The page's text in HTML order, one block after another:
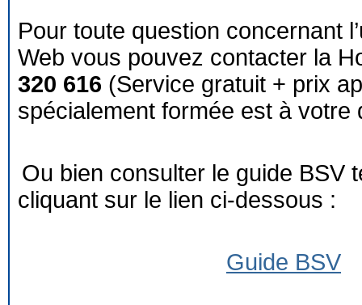
Pour toute question concernant
Web vous pouvez contacter la
320 616 (Service gratuit + prix
spécialement formée est à votre
Ou bien consulter le guide BSV
cliquant sur le lien ci-dessous :
Guide BSV